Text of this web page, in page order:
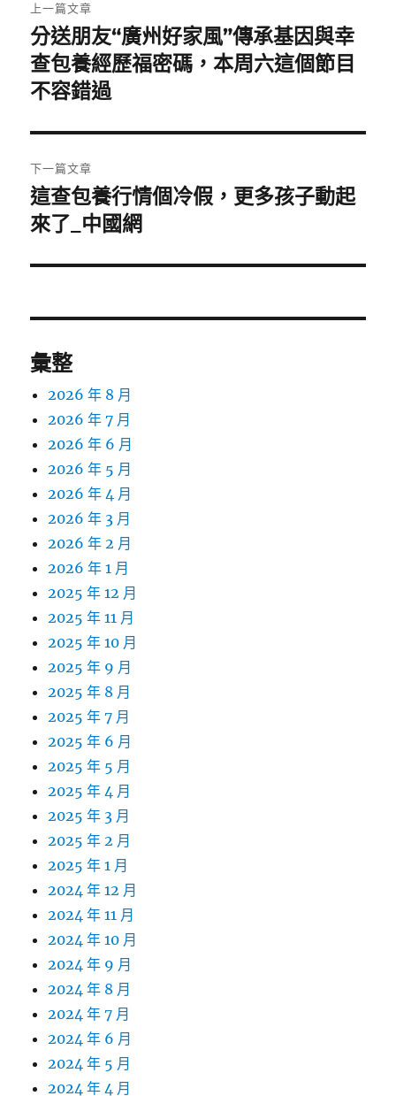
章
導
覽
上一篇文章
上
一
篇
章:
分送朋友“廣州好家風”傳承基因與幸
查包養經歷福密碼，本周六這個節目
不容錯過
下一篇文章
下
一
文
這查包養行情個冷假，更多孩子動起
來了_中國網
彙整
2026 年 8 月
2026 年 7 月
2026 年 6 月
2026 年 5 月
2026 年 4 月
2026 年 3 月
2026 年 2 月
2026 年 1 月
2025 年 12 月
2025 年 11 月
2025 年 10 月
2025 年 9 月
2025 年 8 月
2025 年 7 月
2025 年 6 月
2025 年 5 月
2025 年 4 月
2025 年 3 月
2025 年 2 月
2025 年 1 月
2024 年 12 月
2024 年 11 月
2024 年 10 月
2024 年 9 月
2024 年 8 月
2024 年 7 月
2024 年 6 月
2024 年 5 月
2024 年 4 月